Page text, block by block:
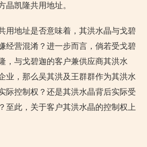
晶凯隆共用地址。
用地址是否意味着，其洪水晶与戈碧
经营混淆？进一步而言，倘若受戈碧
，与戈碧迦的客户兼供应商其洪水
业，那么吴其洪及王群群作为其洪水
际控制权？还是其洪水晶背后实际受
至此，关于客户其洪水晶的控制权上